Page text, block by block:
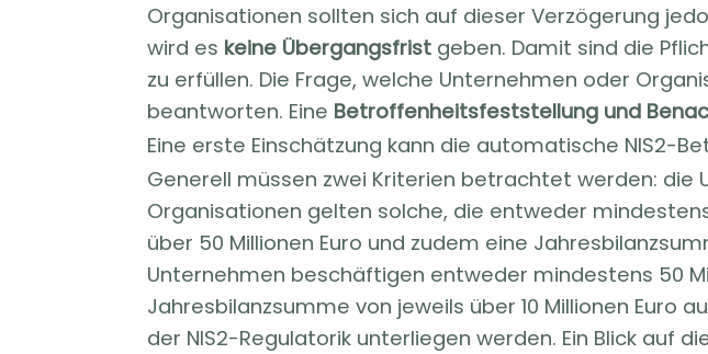
Organisationen sollten sich auf dieser Verzögerung
wird es keine Übergangsfrist geben. Damit sind die
zu erfüllen. Die Frage, welche Unternehmen oder
beantworten. Eine Betroffenheitsfeststellung und
Eine erste Einschätzung kann die automatische NIS2-
Generell müssen zwei Kriterien betrachtet werden:
Organisationen gelten solche, die entweder
über 50 Millionen Euro und zudem eine
Unternehmen beschäftigen entweder mindestens 50
Jahresbilanzsumme von jeweils über 10 Millionen Euro
der NIS2-Regulatorik unterliegen werden. Ein Blick auf